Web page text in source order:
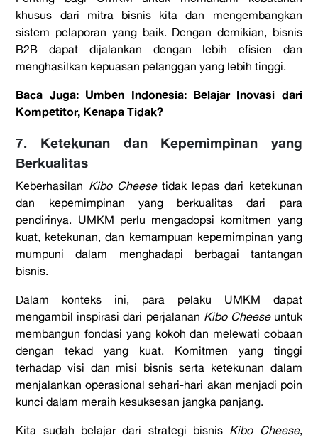
khusus dari mitra bisnis kita dan mengembangkan
sistem pelaporan yang baik. Dengan demikian, bisnis
B2B dapat dijalankan dengan lebih efisien dan
menghasilkan kepuasan pelanggan yang lebih tinggi.
Baca Juga: Umben Indonesia: Belajar Inovasi dari
Kompetitor, Kenapa Tidak?
7. Ketekunan dan Kepemimpinan yang
Berkualitas
Keberhasilan Kibo Cheesetidak lepas dari ketekunan
dan kepemimpinan yang berkualitas dari para
pendirinya. UMKM perlu mengadopsi komitmen yang
kuat, ketekunan, dan kemampuan kepemimpinan yang
mumpuni dalam menghadapi berbagai tantangan
bisnis.
Dalam konteks ini, para pelaku UMKM dapat
mengambil inspirasi dari perjalanan Kibo Cheeseuntuk
membangun fondasi yang kokoh dan melewati cobaan
dengan tekad yang kuat. Komitmen yang tinggi
terhadap visi dan misi bisnis serta ketekunan dalam
menjalankan operasional sehari-hari akan menjadi poin
kunci dalam meraih kesuksesan jangka panjang.
Kita sudah belajar dari strategi bisnis Kibo Cheese,